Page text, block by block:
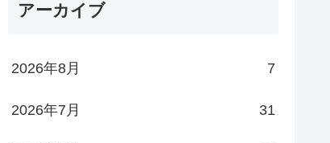
アーカイブ
2026年8月 7
2026年7月 31